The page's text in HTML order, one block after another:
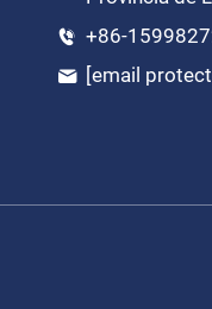
+86-
[email